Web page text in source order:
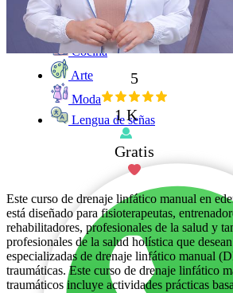
Ciencias
Telecomunicaciones
Cocina
Arte
Moda
Lengua de señas
5
1 K
Gratis
Este curso de drenaje linfático manual en
está diseñado para fisioterapeutas,
rehabilitadores, profesionales de la salud y
profesionales de la salud holística que
especializadas de drenaje linfático manual
traumáticas. Este curso de drenaje linfático
traumáticos incluye actividades prácticas